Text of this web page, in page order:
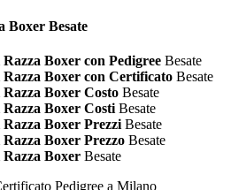
Boxer Besate
Boxer con Pedigree Besate
Boxer con Certificato Besate
Boxer Costo Besate
Boxer Costi Besate
Boxer Prezzi Besate
Boxer Prezzo Besate
Boxer Besate